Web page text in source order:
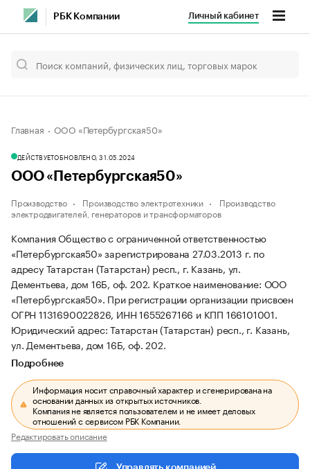
РБК Компании Личный кабинет
Главная ООО «Петербургская50»
ДЕЙСТВУЕТОБНОВЛЕНО, 31.05.2024
ООО «Петербургская50»
Производство Производство электротехники
Производство
электродвигателей, генераторов и трансформаторов
Компания Общество с ограниченной ответственностью
«Петербургская50» зарегистрирована 27.03.2013 г. по
адресу Татарстан (Татарстан) респ., г. Казань, ул.
Дементьева, дом 16Б, оф. 202. Краткое наименование: ООО
«Петербургская50». При регистрации организации присвоен
ОГРН 1131690022826, ИНН 1655267166 и КПП 166101001.
Юридический адрес: Татарстан (Татарстан) респ., г. Казань,
ул. Дементьева, дом 16Б, оф. 202.
Подробнее
Информация носит справочный характер и сгенерирована на
основании данных из открытых источников.
Компания не является пользователем и не имеет деловых
отношений с сервисом РБК Компании.
Редактировать описание